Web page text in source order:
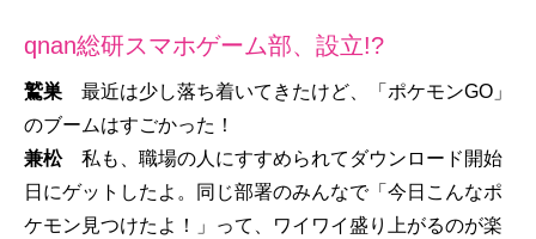
qnan総研スマホゲーム部、設立!?
鷲巣 最近は少し落ち着いてきたけど、「ポケモンGO」
のブームはすごかった！
兼松私も、職場の人にすすめられてダウンロード開始
日にゲットしたよ。同じ部署のみんなで「今日こんなポ
ケモン見つけたよ！」って、ワイワイ盛り上がるのが楽